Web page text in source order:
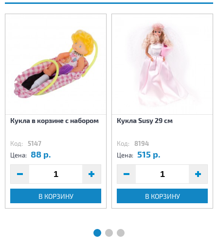
Кукла в корзине с набором
Код: 5147
Цена: 88 р.
В КОРЗИНУ
Кукла Susy 29 см
Код: 8194
Цена: 515 р.
В КОРЗИНУ